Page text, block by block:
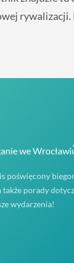
we
poświęcony
także porady
wydarzenia!